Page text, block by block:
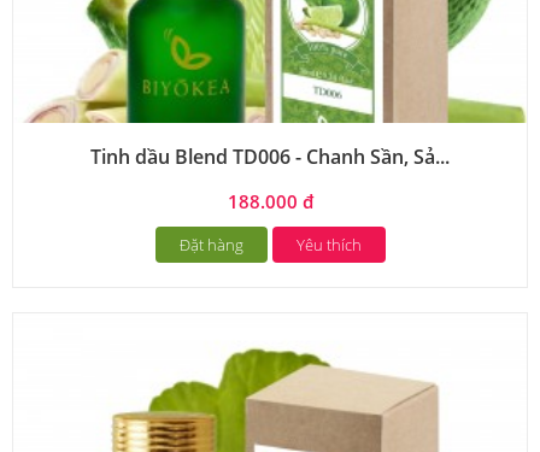
Tinh dầu Blend TD006 - Chanh Sần, Sả...
188.000 đ
Đặt hàng Yêu thích